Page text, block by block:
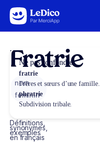
Aller au contenu
Fratrie
nom
féminin
Définitions,
synonymes,
exemples
en français
Ne pas confondre
fratrie
Frères et sœurs d’une famille.
phratrie
Subdivision tribale.